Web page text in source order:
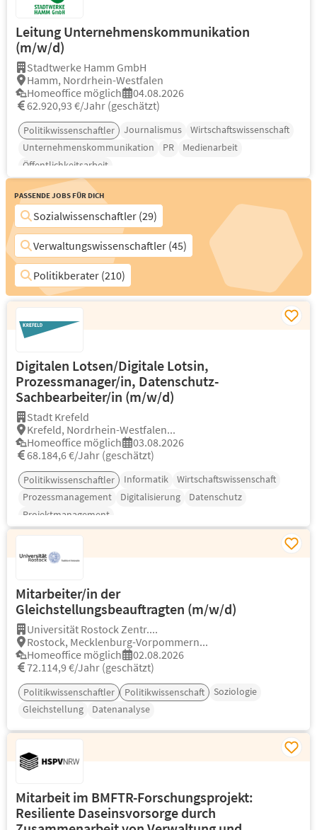
Leitung Unternehmenskommunikation
(m/w/d)
Stadtwerke Hamm GmbH
Hamm, Nordrhein-Westfalen
Homeoffice möglich
04.08.2026
62.920,93 €/Jahr (geschätzt)
Politikwissenschaftler Journalismus
Wirtschaftswissenschaft
Unternehmenskommunikation
PR
Medienarbeit
Öffentlichkeitsarbeit
Passende Jobs für Dich
Sozialwissenschaftler (29)
Verwaltungswissenschaftler (45)
Politikberater (210)
Digitalen Lotsen/Digitale Lotsin,
Prozessmanager/in, Datenschutz-
Sachbearbeiter/in (m/w/d)
Stadt Krefeld
Krefeld, Nordrhein-Westfalen...
Homeoffice möglich
03.08.2026
68.184,6 €/Jahr (geschätzt)
Politikwissenschaftler Informatik
Wirtschaftswissenschaft
Prozessmanagement
Digitalisierung
Datenschutz
Projektmanagement
Mitarbeiter/in der
Gleichstellungsbeauftragten (m/w/d)
Universität Rostock Zentr....
Rostock, Mecklenburg-Vorpommern...
Homeoffice möglich
02.08.2026
72.114,9 €/Jahr (geschätzt)
Politikwissenschaftler Politikwissenschaft
Soziologie
Gleichstellung
Datenanalyse
Mitarbeit im BMFTR-Forschungsprojekt:
Resiliente Daseinsvorsorge durch